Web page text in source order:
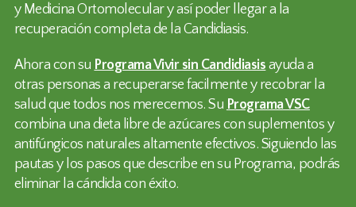
y Medicina Ortomolecular y así poder llegar a la
recuperación completa de la Candidiasis.
Ahora con su Programa Vivir sin Candidiasis ayuda a
otras personas a recuperarse facilmente y recobrar la
salud que todos nos merecemos. Su Programa VSC
combina una dieta libre de azúcares con suplementos y
antifúngicos naturales altamente efectivos. Siguiendo las
pautas y los pasos que describe en su Programa, podrás
eliminar la cándida con éxito.